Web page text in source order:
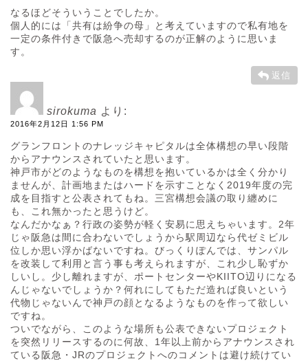
なるほどそういうことでしたか。
個人的には「共有は紛争の母」と考えていますので私有地を
一定の条件付きで阪急へ売却するのが正解のように思いま
す。
返信
sirokuma より:
2016年2月12日 1:56 PM
グランフロントのナレッジキャピタルは全体構想の早い段階
からアナウンスされていたと思います。
神戸市がどのようなものを構想を抱いているかは全く分かり
ませんが、計画地またはハードを示すことなく2019年度の完
成を目指すと公表されてもね。三宮構想会議の取り纏めに
も、これ無かったと思うけど。
なんだかなぁ？行政の姿勢が軽く安易に思えちゃいます。2年
じゃ阪急は間に合わないでしょうから駅周辺なら代ゼミビル
位しか思い浮かばないですね。びっくりぽんでは、サンパル
を改装して利用と言う事も考えられますが、これ少し恥ずか
しいし。少し離れますが、ポートセンターやKIITO辺りになる
んじゃないでしょうか？何れにしてもただ造れば良いという
代物じゃないんで神戸の顔となるようなものを作って欲しい
ですね。
ついでながら、このような場所も公表できないプロジェクト
を突然リリースするのに何故、1年以上前からアナウンスされ
ている阪急・JRのプロジェクトへのコメントは避け続けてい